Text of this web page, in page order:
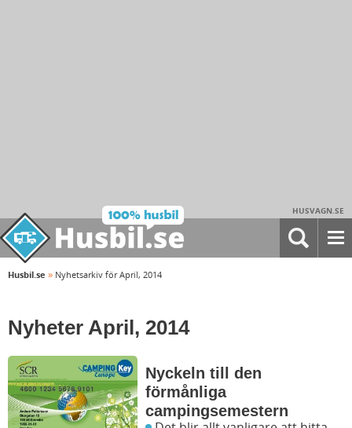
HUSVAGN.SE
Husbil.se » Nyhetsarkiv för April, 2014
Nyheter April, 2014
Nyckeln till den
förmånliga
campingsemestern